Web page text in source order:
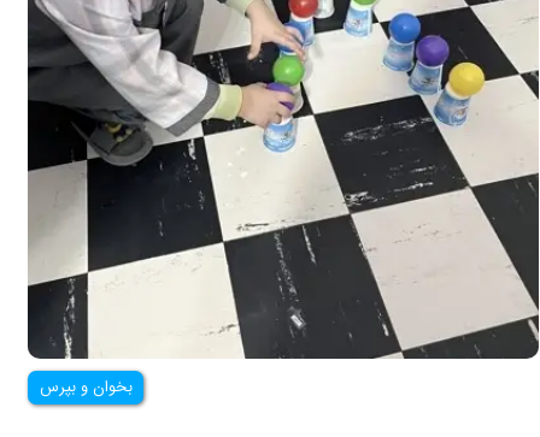
بخوان و بپرس